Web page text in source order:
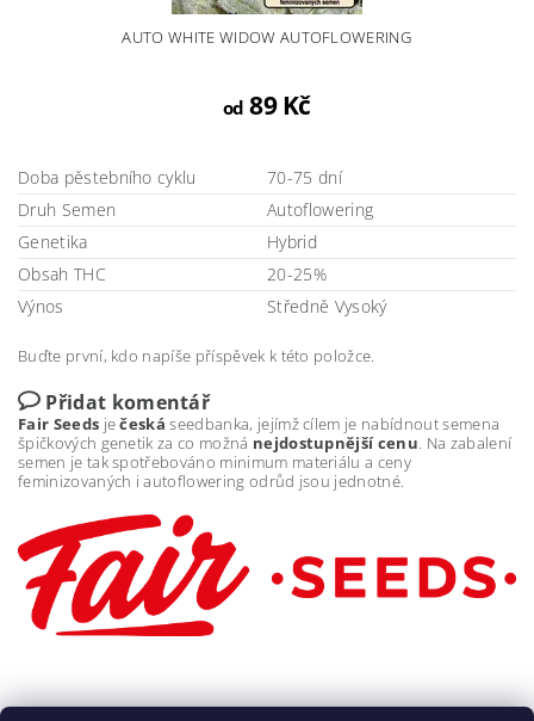
AUTO WHITE WIDOW AUTOFLOWERING
od 89 Kč
Doba pěstebního cyklu
70-75 dní
Druh Semen
Autoflowering
Genetika
Hybrid
Obsah THC
20-25%
Výnos
Středně Vysoký
Buďte první, kdo napíše příspěvek k této položce.
Přidat komentář
Fair Seeds ječeská seedbanka, jejímž cílem je nabídnout semena
špičkových genetik za co možná nejdostupnějšícenu. Na zabalení
semen je tak spotřebováno minimum materiálu a ceny
feminizovaných i autoflowering odrůd jsou jednotné.